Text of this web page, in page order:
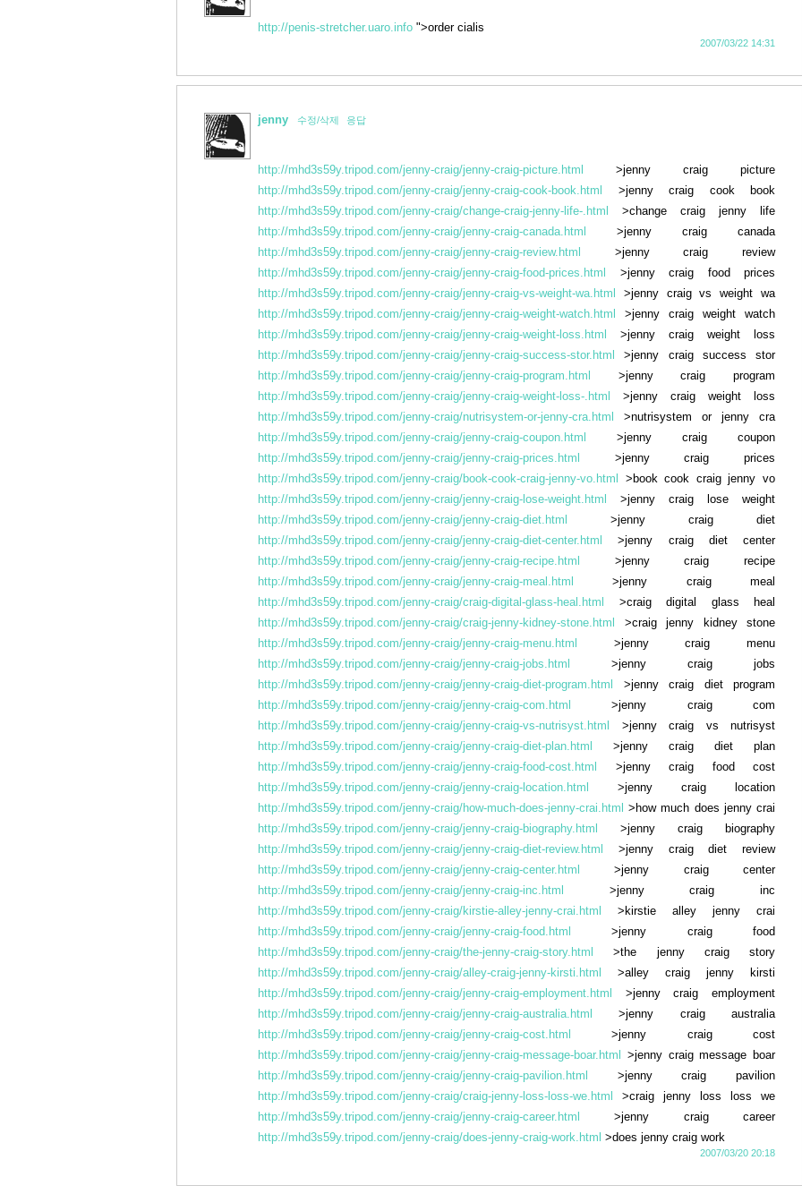
http://penis-stretcher.uaro.info ">order cialis
2007/03/22 14:31
jenny 수정/삭제 응답
http://mhd3s59y.tripod.com/jenny-craig/jenny-craig-picture.html
>jenny craig picture
http://mhd3s59y.tripod.com/jenny-craig/jenny-craig-cook-book.html
>jenny craig cook book
http://mhd3s59y.tripod.com/jenny-craig/change-craig-jenny-life-.html
>change craig jenny life
http://mhd3s59y.tripod.com/jenny-craig/jenny-craig-canada.html
>jenny craig canada
http://mhd3s59y.tripod.com/jenny-craig/jenny-craig-review.html
>jenny craig review
http://mhd3s59y.tripod.com/jenny-craig/jenny-craig-food-prices.html
>jenny craig food prices
http://mhd3s59y.tripod.com/jenny-craig/jenny-craig-vs-weight-wa.html
>jenny craig vs weight wa
http://mhd3s59y.tripod.com/jenny-craig/jenny-craig-weight-watch.html
>jenny craig weight watch
http://mhd3s59y.tripod.com/jenny-craig/jenny-craig-weight-loss.html
>jenny craig weight loss
http://mhd3s59y.tripod.com/jenny-craig/jenny-craig-success-stor.html
>jenny craig success stor
http://mhd3s59y.tripod.com/jenny-craig/jenny-craig-program.html
>jenny craig program
http://mhd3s59y.tripod.com/jenny-craig/jenny-craig-weight-loss-.html
>jenny craig weight loss
http://mhd3s59y.tripod.com/jenny-craig/nutrisystem-or-jenny-cra.html
>nutrisystem or jenny cra
http://mhd3s59y.tripod.com/jenny-craig/jenny-craig-coupon.html
>jenny craig coupon
http://mhd3s59y.tripod.com/jenny-craig/jenny-craig-prices.html
>jenny craig prices
http://mhd3s59y.tripod.com/jenny-craig/book-cook-craig-jenny-vo.html
>book cook craig jenny vo
http://mhd3s59y.tripod.com/jenny-craig/jenny-craig-lose-weight.html
>jenny craig lose weight
http://mhd3s59y.tripod.com/jenny-craig/jenny-craig-diet.html
>jenny craig diet
http://mhd3s59y.tripod.com/jenny-craig/jenny-craig-diet-center.html
>jenny craig diet center
http://mhd3s59y.tripod.com/jenny-craig/jenny-craig-recipe.html
>jenny craig recipe
http://mhd3s59y.tripod.com/jenny-craig/jenny-craig-meal.html
>jenny craig meal
http://mhd3s59y.tripod.com/jenny-craig/craig-digital-glass-heal.html
>craig digital glass heal
http://mhd3s59y.tripod.com/jenny-craig/craig-jenny-kidney-stone.html
>craig jenny kidney stone
http://mhd3s59y.tripod.com/jenny-craig/jenny-craig-menu.html
>jenny craig menu
http://mhd3s59y.tripod.com/jenny-craig/jenny-craig-jobs.html
>jenny craig jobs
http://mhd3s59y.tripod.com/jenny-craig/jenny-craig-diet-program.html
>jenny craig diet program
http://mhd3s59y.tripod.com/jenny-craig/jenny-craig-com.html
>jenny craig com
http://mhd3s59y.tripod.com/jenny-craig/jenny-craig-vs-nutrisyst.html
>jenny craig vs nutrisyst
http://mhd3s59y.tripod.com/jenny-craig/jenny-craig-diet-plan.html
>jenny craig diet plan
http://mhd3s59y.tripod.com/jenny-craig/jenny-craig-food-cost.html
>jenny craig food cost
http://mhd3s59y.tripod.com/jenny-craig/jenny-craig-location.html
>jenny craig location
http://mhd3s59y.tripod.com/jenny-craig/how-much-does-jenny-crai.html >how much does jenny crai
http://mhd3s59y.tripod.com/jenny-craig/jenny-craig-biography.html
>jenny craig biography
http://mhd3s59y.tripod.com/jenny-craig/jenny-craig-diet-review.html
>jenny craig diet review
http://mhd3s59y.tripod.com/jenny-craig/jenny-craig-center.html
>jenny craig center
http://mhd3s59y.tripod.com/jenny-craig/jenny-craig-inc.html
>jenny craig inc
http://mhd3s59y.tripod.com/jenny-craig/kirstie-alley-jenny-crai.html
>kirstie alley jenny crai
http://mhd3s59y.tripod.com/jenny-craig/jenny-craig-food.html
>jenny craig food
http://mhd3s59y.tripod.com/jenny-craig/the-jenny-craig-story.html
>the jenny craig story
http://mhd3s59y.tripod.com/jenny-craig/alley-craig-jenny-kirsti.html
>alley craig jenny kirsti
http://mhd3s59y.tripod.com/jenny-craig/jenny-craig-employment.html
>jenny craig employment
http://mhd3s59y.tripod.com/jenny-craig/jenny-craig-australia.html
>jenny craig australia
http://mhd3s59y.tripod.com/jenny-craig/jenny-craig-cost.html
>jenny craig cost
http://mhd3s59y.tripod.com/jenny-craig/jenny-craig-message-boar.html
>jenny craig message boar
http://mhd3s59y.tripod.com/jenny-craig/jenny-craig-pavilion.html
>jenny craig pavilion
http://mhd3s59y.tripod.com/jenny-craig/craig-jenny-loss-loss-we.html
>craig jenny loss loss we
http://mhd3s59y.tripod.com/jenny-craig/jenny-craig-career.html
>jenny craig career
http://mhd3s59y.tripod.com/jenny-craig/does-jenny-craig-work.html >does jenny craig work
2007/03/20 20:18